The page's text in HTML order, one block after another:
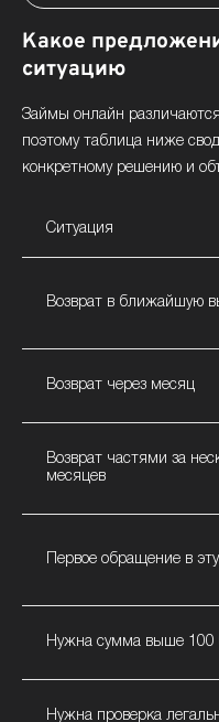
Какое
ситуацию
Займы онлайн
поэтому таблица ниже
конкретному решению и
Ситуация
Возврат в ближайшую
Возврат через месяц
Возврат частями за
месяцев
Первое обращение в
Нужна сумма выше 100
Нужна проверка